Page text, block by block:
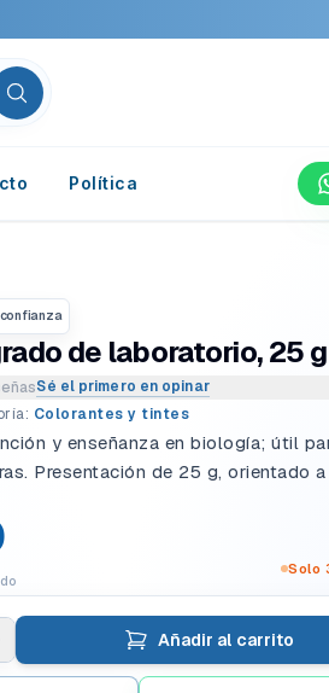
Política
confianza
de laboratorio, 25 g
Sé el primero en opinar
del producto
Colorantes y tintes
y enseñanza en biología; útil
Presentación de 25 g, orientado
Solo
Añadir al carrito